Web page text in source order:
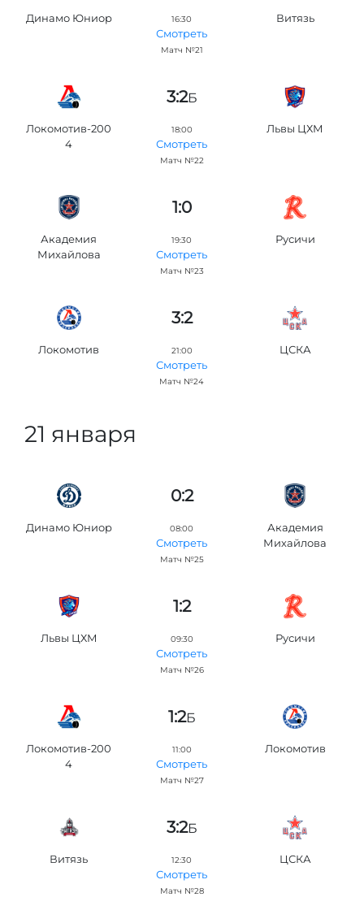
Динамо Юниор 16:30
Смотреть
Матч №21
Витязь
3:2Б
Локомотив-200
4
18:00
Смотреть
Матч №22
Львы ЦХМ
1:0
Академия
Михайлова
19:30
Смотреть
Матч №23
Русичи
3:2
Локомотив 21:00
Смотреть
Матч №24
ЦСКА
21 января
0:2
Динамо Юниор 08:00
Смотреть
Матч №25
Академия
Михайлова
1:2
Львы ЦХМ 09:30
Смотреть
Матч №26
Русичи
1:2Б
Локомотив-200
4
11:00
Смотреть
Матч №27
Локомотив
3:2Б
Витязь 12:30
Смотреть
Матч №28
ЦСКА